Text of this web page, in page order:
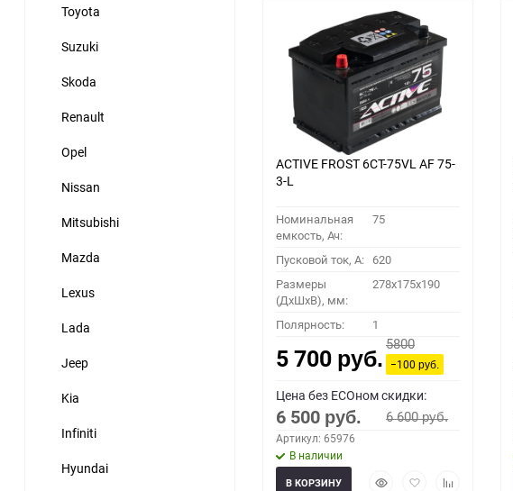
Toyota
Suzuki
Skoda
Renault
Opel
Nissan
Mitsubishi
Mazda
Lexus
Lada
Jeep
Kia
Infiniti
Hyundai
ACTIVE FROST 6СТ-75VL АF 75-
3-L
Номинальная
емкость, Ач:
75
Пусковой ток, A: 620
Размеры
(ДхШхВ), мм:
278x175x190
Полярность: 1
5 700 руб.
5800
−100руб.
Цена без ECOном скидки:
6 500 руб. 6 600руб.
Артикул: 65976
В наличии
БыстрыйДобавитьДобавить
В КОРЗИНУ